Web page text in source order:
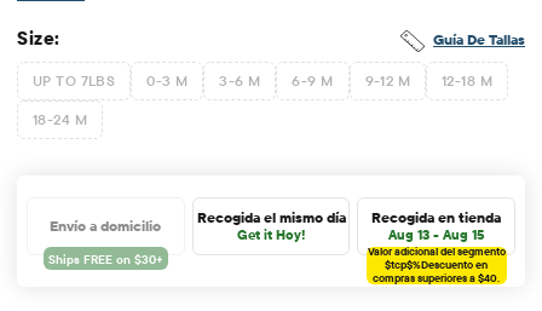
Guía De Tallas
Size:
UP TO 7LBS 0-3 M 3-6 M 6-9 M 9-12 M 12-18 M
18-24 M
Envío a domicilio Recogida el mismo día
Get it Hoy!
Recogida en tienda
Aug 13 - Aug 15
Valor adicional del segmento
$tcp$%Descuento en
compras superiores a $40.